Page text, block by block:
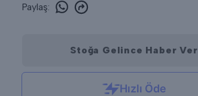
Paylaş:
Stoğa Gelince Haber Ver